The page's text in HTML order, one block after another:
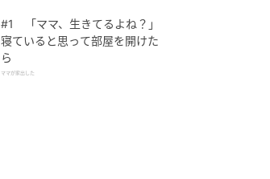
#1 「ママ、生きてるよね？」
寝ていると思って部屋を開けた
ら
ママが家出した